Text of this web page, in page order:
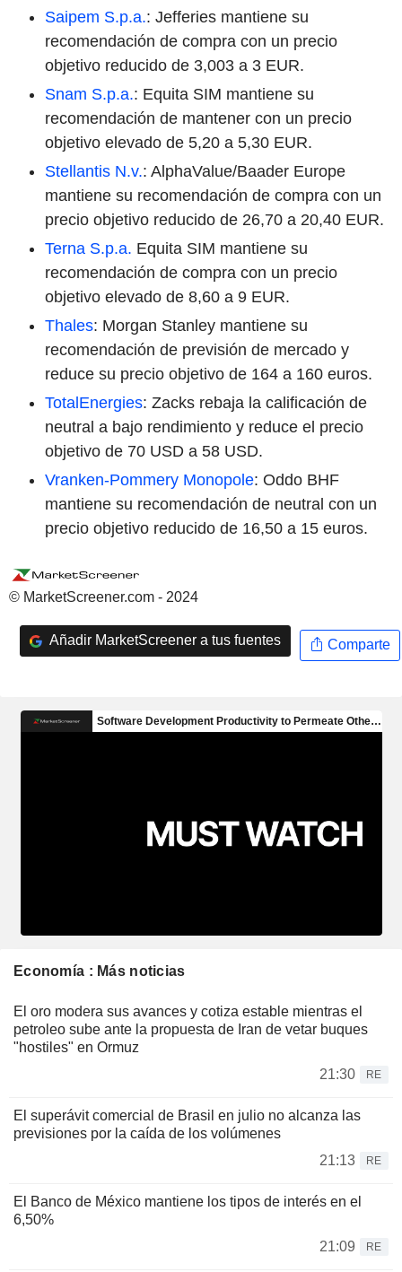
Saipem S.p.a.: Jefferies mantiene su
recomendación de compra con un precio
objetivo reducido de 3,003 a 3 EUR.
Snam S.p.a.: Equita SIM mantiene su
recomendación de mantener con un precio
objetivo elevado de 5,20 a 5,30 EUR.
Stellantis N.v.: AlphaValue/Baader Europe
mantiene su recomendación de compra con un
precio objetivo reducido de 26,70 a 20,40 EUR.
Terna S.p.a. Equita SIM mantiene su
recomendación de compra con un precio
objetivo elevado de 8,60 a 9 EUR.
Thales: Morgan Stanley mantiene su
recomendación de previsión de mercado y
reduce su precio objetivo de 164 a 160 euros.
TotalEnergies: Zacks rebaja la calificación de
neutral a bajo rendimiento y reduce el precio
objetivo de 70 USD a 58 USD.
Vranken-Pommery Monopole: Oddo BHF
mantiene su recomendación de neutral con un
precio objetivo reducido de 16,50 a 15 euros.
© MarketScreener.com - 2024
Añadir MarketScreener a tus fuentes Comparte
Economía : Más noticias
El oro modera sus avances y cotiza estable mientras el
petroleo sube ante la propuesta de Iran de vetar buques
"hostiles" en Ormuz
21:30
RE
El superávit comercial de Brasil en julio no alcanza las
previsiones por la caída de los volúmenes
21:13
RE
El Banco de México mantiene los tipos de interés en el
6,50%
21:09
RE